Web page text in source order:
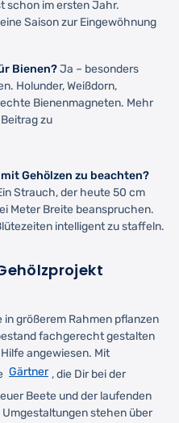
schon im ersten Jahr.
Saison zur Eingewöhnung
Bienen?Ja – besonders
Holunder, Weißdorn,
Bienenmagneten. Mehr
zu
Gehölzen zu beachten?
Strauch, der heute 50 cm
Meter Breite beanspruchen.
intelligent zu staffeln.
größerem Rahmen pflanzen
fachgerecht gestalten
angewiesen. Mit
Gärtner , die Dir bei der
Beete und der laufenden
stehen über